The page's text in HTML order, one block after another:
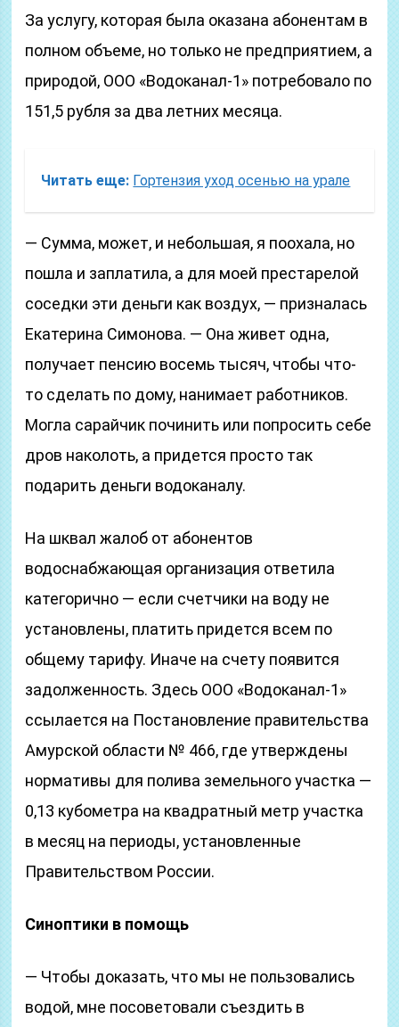
За услугу, которая была оказана абонентам в
полном объеме, но только не предприятием, а
природой, ООО «Водоканал-1» потребовало по
151,5 рубля за два летних месяца.
Читать еще: Гортензия уход осенью на урале
— Сумма, может, и небольшая, я поохала, но
пошла и заплатила, а для моей престарелой
соседки эти деньги как воздух, — призналась
Екатерина Симонова. — Она живет одна,
получает пенсию восемь тысяч, чтобы что-
то сделать по дому, нанимает работников.
Могла сарайчик починить или попросить себе
дров наколоть, а придется просто так
подарить деньги водоканалу.
На шквал жалоб от абонентов
водоснабжающая организация ответила
категорично — если счетчики на воду не
установлены, платить придется всем по
общему тарифу. Иначе на счету появится
задолженность. Здесь ООО «Водоканал-1»
ссылается на Постановление правительства
Амурской области № 466, где утверждены
нормативы для полива земельного участка —
0,13 кубометра на квадратный метр участка
в месяц на периоды, установленные
Правительством России.
Синоптики в помощь
— Чтобы доказать, что мы не пользовались
водой, мне посоветовали съездить в